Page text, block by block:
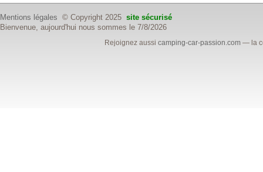
Mentions légales © Copyright 2025 site sécurisé
Bienvenue, aujourd'hui nous sommes le 7/8/2026
Rejoignez aussicamping-car-passion.com — la